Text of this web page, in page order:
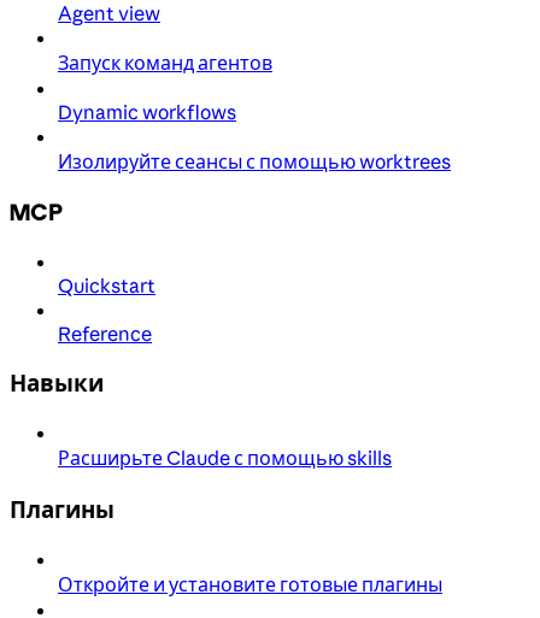
Agent view
Запуск команд агентов
Dynamic workflows
Изолируйте сеансы с помощью worktrees
MCP
Quickstart
Reference
Навыки
Расширьте Claude с помощью skills
Плагины
Откройте и установите готовые плагины